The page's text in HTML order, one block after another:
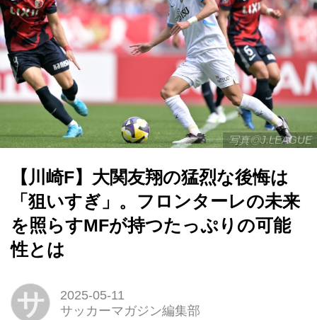
写真◎J.LEAGUE
【川崎F】大関友翔の猛烈な後悔は
「狙いすぎ」。フロンターレの未来
を照らすMFが持つたっぷりの可能
性とは
サ
2025-05-11
サッカーマガジン編集部